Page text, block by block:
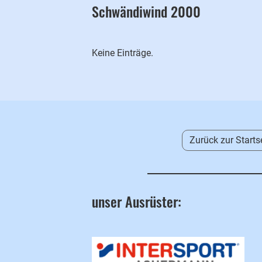
Schwändiwind 2000
Keine Einträge.
Zurück zur
unser Ausrüster: